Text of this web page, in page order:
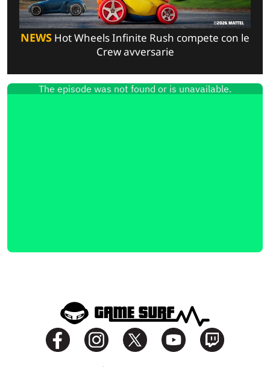
NEWS Hot Wheels Infinite Rush compete con le
Crew avversarie